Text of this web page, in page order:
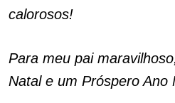
calorosos!
Para meu pai
Natal e um Próspero Ano